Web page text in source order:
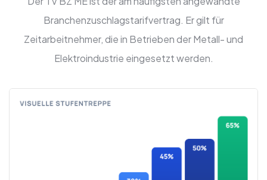
Branchenzuschlagstarifvertrag. Er gilt für
Zeitarbeitnehmer, die in Betrieben der Metall- und
Elektroindustrie eingesetzt werden.